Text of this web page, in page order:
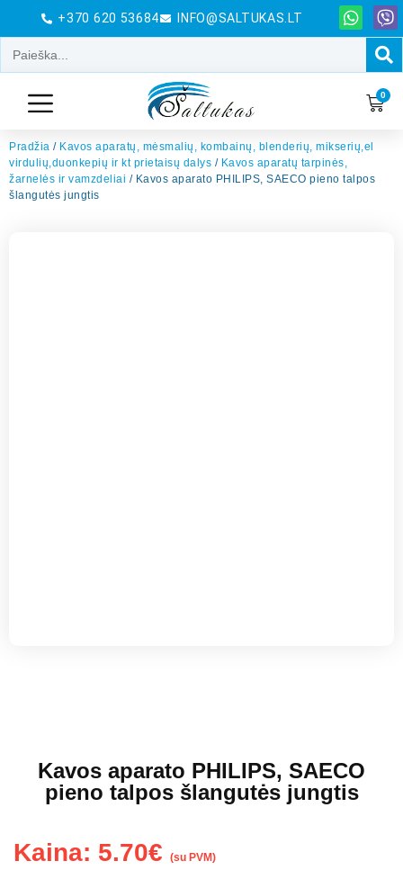
+370 620 53684 INFO@SALTUKAS.LT
0
Pradžia / Kavos aparatų, mėsmalių, kombainų, blenderių, mikserių,el
virdulių,duonkepių ir kt prietaisų dalys / Kavos aparatų tarpinės,
žarnelės ir vamzdeliai / Kavos aparato PHILIPS, SAECO pieno talpos
šlangutės jungtis
Kavos aparato PHILIPS, SAECO
pieno talpos šlangutės jungtis
Kaina: 5.70€ (su PVM)